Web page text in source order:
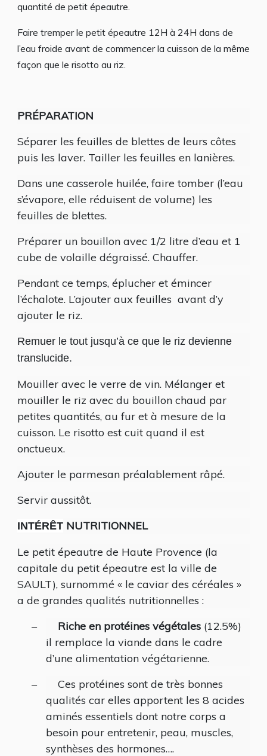
quantité de petit épeautre.
Faire tremper le petit épeautre 12H à 24H dans de
l’eau froide avant de commencer la cuisson de la même
façon que le risotto au riz.
PRÉPARATION
Séparer les feuilles de blettes de leurs côtes
puis les laver. Tailler les feuilles en lanières.
Dans une casserole huilée, faire tomber (l’eau
s’évapore, elle réduisent de volume) les
feuilles de blettes.
Préparer un bouillon avec 1/2 litre d’eau et 1
cube de volaille dégraissé. Chauffer.
Pendant ce temps, éplucher et émincer
l’échalote. L’ajouter aux feuilles avant d’y
ajouter le riz.
Remuer le tout jusqu’à ce que le riz devienne
translucide.
Mouiller avec le verre de vin. Mélanger et
mouiller le riz avec du bouillon chaud par
petites quantités, au fur et à mesure de la
cuisson. Le risotto est cuit quand il est
onctueux.
Ajouter le parmesan préalablement râpé.
Servir aussitôt.
INTÉRÊT NUTRITIONNEL
Le petit épeautre de Haute Provence (la
capitale du petit épeautre est la ville de
SAULT), surnommé « le caviar des céréales »
a de grandes qualités nutritionnelles :
–
Riche en protéines végétales (12.5%)
il remplace la viande dans le cadre
d’une alimentation végétarienne.
–
Ces protéines sont de très bonnes
qualités car elles apportent les 8 acides
aminés essentiels dont notre corps a
besoin pour entretenir, peau, muscles,
synthèses des hormones….